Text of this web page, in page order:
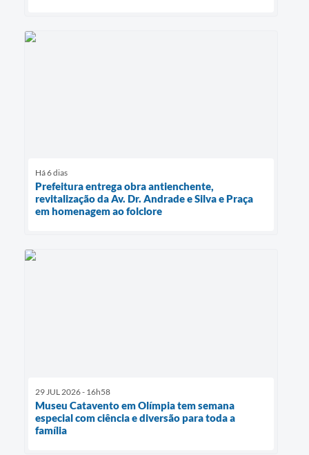
Há 6 dias
Prefeitura entrega obra antienchente,
revitalização da Av. Dr. Andrade e Silva e Praça
em homenagem ao folclore
29 JUL 2026 - 16h58
Museu Catavento em Olímpia tem semana
especial com ciência e diversão para toda a
família